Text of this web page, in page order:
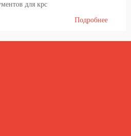
для крс
Подробнее